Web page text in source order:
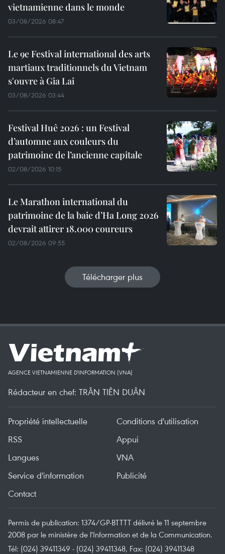
vietnamienne dans le monde
03/08/2026 08:47
Le 9e Festival international des arts
martiaux traditionnels du Vietnam
s'ouvre à Gia Lai
03/08/2026 03:44
Festival Huê 2026 : un Festival
d’automne aux couleurs du
patrimoine de l’ancienne capitale
02/08/2026 10:15
Le Marathon international du
patrimoine de la baie d’Ha Long 2026
devrait attirer 18.000 coureurs
02/08/2026 09:55
Télécharger plus
AGENCE VIETNAMIENNE D'INFORMATION (VNA)
Rédacteur en chef: TRÂN TIÊN DUÂN
Propriété intellectuelle
Conditions d'utilisation
RSS
Appui
Langues
VNA
Service d'information
Publicité
Contact
Permis de publication: 1374/GP-BTTTT délivré le 11 septembre
2008 par le ministère de l'Information et de la Communication.
Tél: (024) 39411349 - (024) 39411348, Fax: (024) 39411348